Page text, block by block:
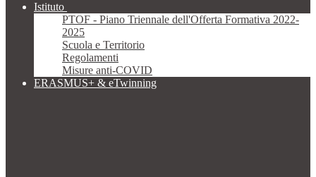
Istituto
PTOF - Piano Triennale dell'Offerta Formativa 2022-
2025
Scuola e Territorio
Regolamenti
Misure anti-COVID
ERASMUS+ & eTwinning